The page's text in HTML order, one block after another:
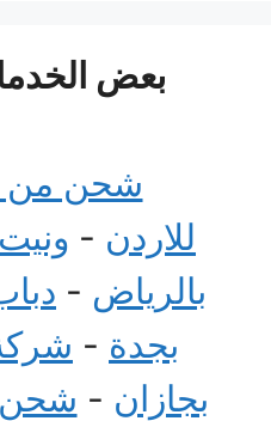
بعض
شحن من
للاردن -
بالرياض -
بجدة -
بجازان - شحن